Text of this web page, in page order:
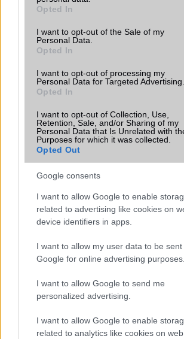
grant or deny consent to Google and its
use your data for below specified purposes
consent section.
Opted In
I want to opt-out of the Sale of my
Personal Data.
Opted In
I want to opt-out of processing my
Personal Data for Targeted Advertising.
Opted In
I want to opt-out of Collection, Use,
Retention, Sale, and/or Sharing of my
Personal Data that Is Unrelated with
Purposes for which it was collected.
Opted Out
Google consents
I want to allow Google to enable
related to advertising like cookies on
device identifiers in apps.
I want to allow my user data to be sent
Google for online advertising purposes.
I want to allow Google to send me
personalized advertising.
I want to allow Google to enable
related to analytics like cookies on
Motorola
Samsung
Xiaomi
ZTE
Mennyibe kerül
Keressen a telefonboltok ajánlatai között!